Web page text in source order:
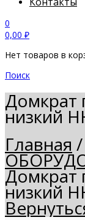
0
0,00 ₽
Нет товаров в
Поиск
Домкрат
низкий
Главная /
Домкрат
низкий